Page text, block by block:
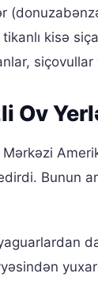
tikanlı kisə
Ov
Bunun